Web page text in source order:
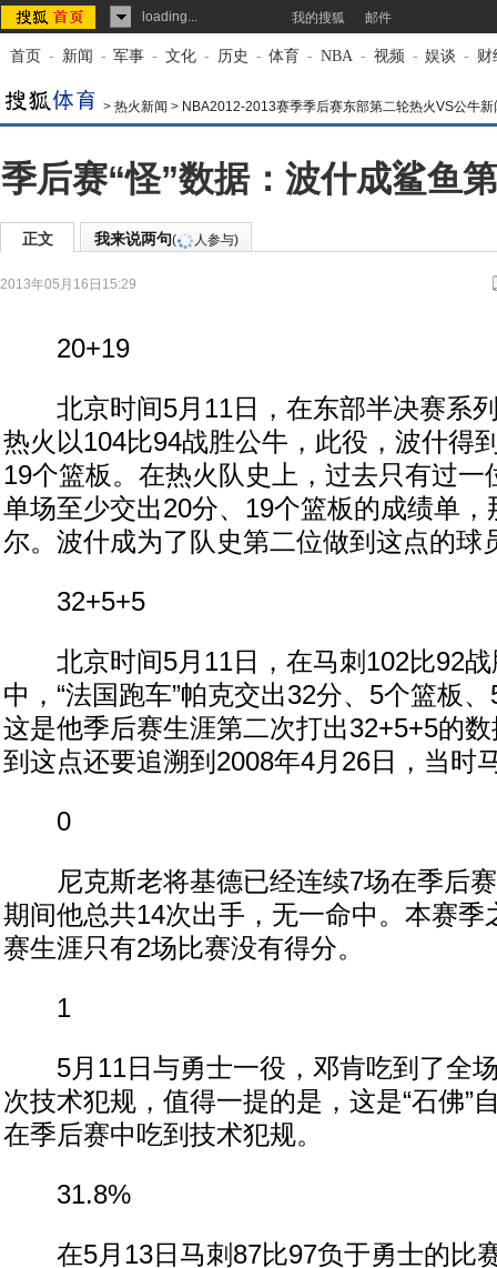
loading... 我的搜狐 邮件
首页 - 新闻 - 军事 - 文化 - 历史 - 体育 - NBA - 视频 - 娱谈 - 财
> 热火新闻 > NBA2012-2013赛季季后赛东部第二轮热火VS公牛新
季后赛“怪”数据：波什成鲨鱼
正文 我来说两句( 人参与)
2013年05月16日15:29
20+19
北京时间5月11日，在东部半决赛系
热火以104比94战胜公牛，此役，波什得
19个篮板。在热火队史上，过去只有过一
单场至少交出20分、19个篮板的成绩单，
尔。波什成为了队史第二位做到这点的球
32+5+5
北京时间5月11日，在马刺102比92战
中，“法国跑车”帕克交出32分、5个篮板
这是他季后赛生涯第二次打出32+5+5的
到这点还要追溯到2008年4月26日，当时
0
尼克斯老将基德已经连续7场在季后赛
期间他总共14次出手，无一命中。本赛季
赛生涯只有2场比赛没有得分。
1
5月11日与勇士一役，邓肯吃到了全
次技术犯规，值得一提的是，这是“石佛”
在季后赛中吃到技术犯规。
31.8%
在5月13日马刺87比97负于勇士的比